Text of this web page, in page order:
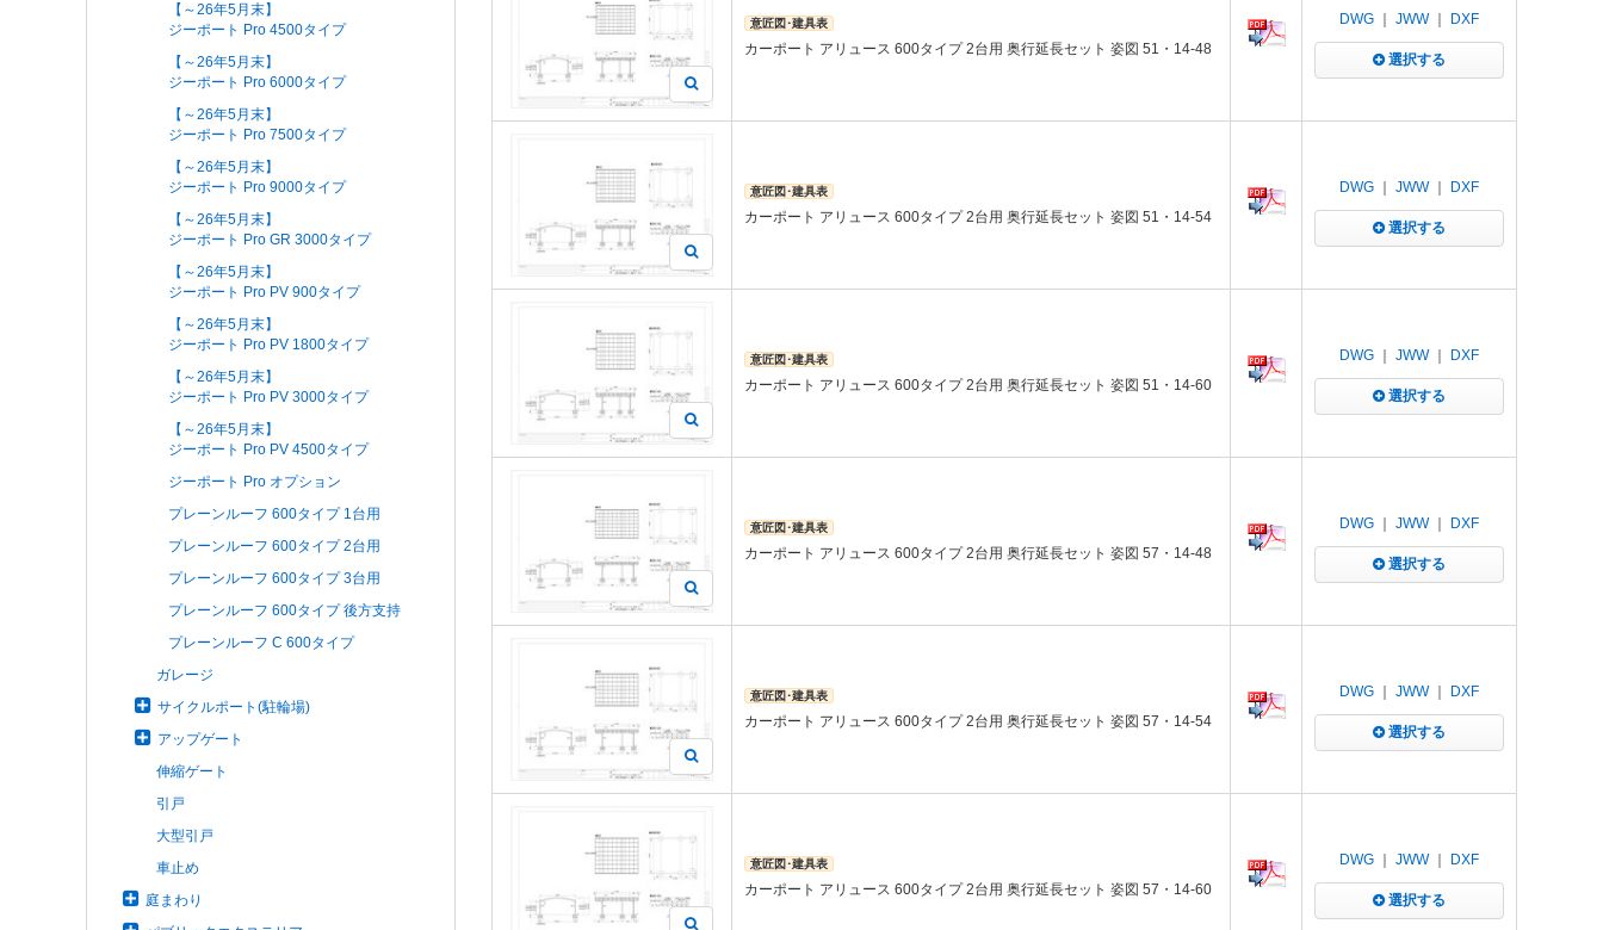
【～26年5月末】
ジーポート Pro 4500タイプ
【～26年5月末】
ジーポート Pro 6000タイプ
【～26年5月末】
ジーポート Pro 7500タイプ
【～26年5月末】
ジーポート Pro 9000タイプ
【～26年5月末】
ジーポート Pro GR 3000タイプ
【～26年5月末】
ジーポート Pro PV 900タイプ
【～26年5月末】
ジーポート Pro PV 1800タイプ
【～26年5月末】
ジーポート Pro PV 3000タイプ
【～26年5月末】
ジーポート Pro PV 4500タイプ
ジーポート Pro オプション
プレーンルーフ 600タイプ 1台用
プレーンルーフ 600タイプ 2台用
プレーンルーフ 600タイプ 3台用
プレーンルーフ 600タイプ 後方支持
プレーンルーフ C 600タイプ
ガレージ
サイクルポート(駐輪場)
アップゲート
伸縮ゲート
引戸
大型引戸
車止め
庭まわり
意匠図･建具表
カーポート アリュース 600タイプ 2台用 奥行延長セット 姿図 51・14-48
DWG JWW｜ DXF
選択する
意匠図･建具表
カーポート アリュース 600タイプ 2台用 奥行延長セット 姿図 51・14-54
DWG JWW｜ DXF
選択する
意匠図･建具表
カーポート アリュース 600タイプ 2台用 奥行延長セット 姿図 51・14-60
DWG JWW｜ DXF
選択する
意匠図･建具表
カーポート アリュース 600タイプ 2台用 奥行延長セット 姿図 57・14-48
DWG JWW｜ DXF
選択する
意匠図･建具表
カーポート アリュース 600タイプ 2台用 奥行延長セット 姿図 57・14-54
DWG JWW｜ DXF
選択する
意匠図･建具表
カーポート アリュース 600タイプ 2台用 奥行延長セット 姿図 57・14-60
DWG JWW｜ DXF
選択する